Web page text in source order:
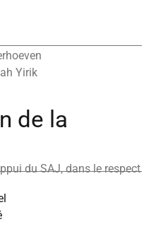
Yirik
de la
du SAJ, dans le respect